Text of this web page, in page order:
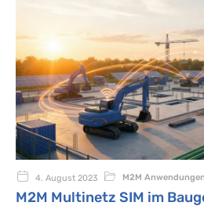
4. August 2023 M2M Anwendungen
M2M Multinetz SIM im